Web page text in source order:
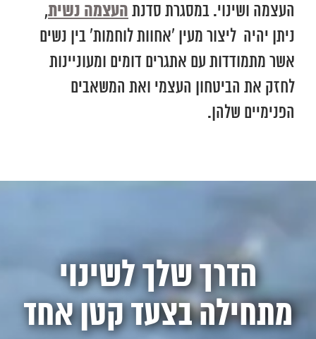
העצמה ושינוי. במסגרת סדנת העצמה נשית,
ניתן יהיה ליצור מעין ‘אחוות לוחמות’ בין נשים
אשר מתמודדות עם אתגרים דומים ומעוניינות
לחזק את הביטחון העצמי ואת המשאבים
הפנימיים שלהן.
הדרך שלך לשינוי
מתחילה בצעד קטן אחד